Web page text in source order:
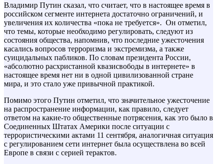
Владимир Путин сказал, что считает, что в настоящее время в
российском сегменте интернета достаточно ограничений, и
увеличения их количества «пока не требуется». Он отметил,
что темы, которые необходимо регулировать, следуют из
состояния общества, напомнив, что последние ужесточения
касались вопросов терроризма и экстремизма, а также
суицидальных пабликов. По словам президента России,
«абсолютно расхристанной квазисвободы в интернете» в
настоящее время нет ни в одной цивилизованной стране
мира, и это стало уже привычной практикой.
Помимо этого Путин отметил, что значительное ужесточение
на распространение информации, как правило, следует
ответом на какие-то общественные потрясения, как это было в
Соединенных Штатах Америки после ситуации с
террористическими актами 11 сентября, аналогичная ситуация
с регулированием сети интернет была осуществлена во всей
Европе в связи с серией терактов.